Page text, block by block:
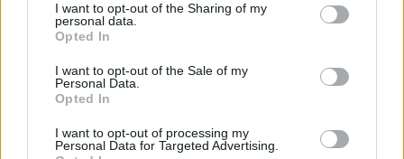
I want to opt-out of the Sharing of my
personal data.
Opted In
I want to opt-out of the Sale of my
Personal Data.
Opted In
I want to opt-out of processing my
Personal Data for Targeted Advertising.
Négy karácsony Vágyak vonzásában